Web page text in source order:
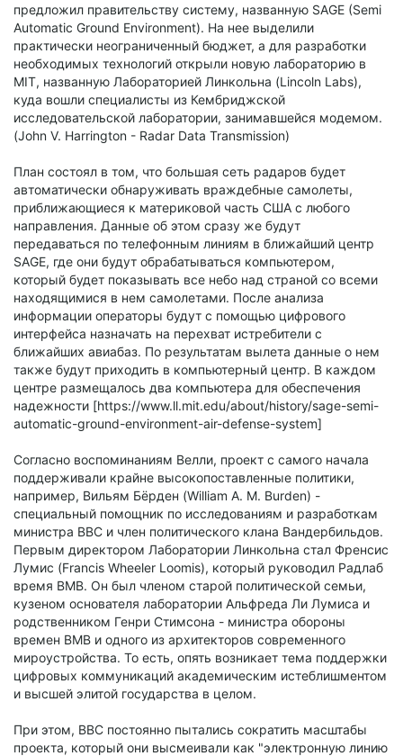
предложил правительству систему, названную SAGE (Semi
Automatic Ground Environment). На нее выделили
практически неограниченный бюджет, а для разработки
необходимых технологий открыли новую лабораторию в
MIT, названную Лабораторией Линкольна (Lincoln Labs),
куда вошли специалисты из Кембриджской
исследовательской лаборатории, занимавшейся модемом.
(John V. Harrington - Radar Data Transmission)
План состоял в том, что большая сеть радаров будет
автоматически обнаруживать враждебные самолеты,
приближающиеся к материковой часть США с любого
направления. Данные об этом сразу же будут
передаваться по телефонным линиям в ближайший центр
SAGE, где они будут обрабатываться компьютером,
который будет показывать все небо над страной со всеми
находящимися в нем самолетами. После анализа
информации операторы будут с помощью цифрового
интерфейса назначать на перехват истребители с
ближайших авиабаз. По результатам вылета данные о нем
также будут приходить в компьютерный центр. В каждом
центре размещалось два компьютера для обеспечения
надежности [https://www.ll.mit.edu/about/history/sage-semi-
automatic-ground-environment-air-defense-system]
Согласно воспоминаниям Велли, проект с самого начала
поддерживали крайне высокопоставленные политики,
например, Вильям Бёрден (William A. M. Burden) -
специальный помощник по исследованиям и разработкам
министра ВВС и член политического клана Вандербильдов.
Первым директором Лаборатории Линкольна стал Френсис
Лумис (Francis Wheeler Loomis), который руководил Радлаб
время ВМВ. Он был членом старой политической семьи,
кузеном основателя лаборатории Альфреда Ли Лумиса и
родственником Генри Стимсона - министра обороны
времен ВМВ и одного из архитекторов современного
мироустройства. То есть, опять возникает тема поддержки
цифровых коммуникаций академическим истеблишментом
и высшей элитой государства в целом.
При этом, ВВС постоянно пытались сократить масштабы
проекта, который они высмеивали как "электронную линию